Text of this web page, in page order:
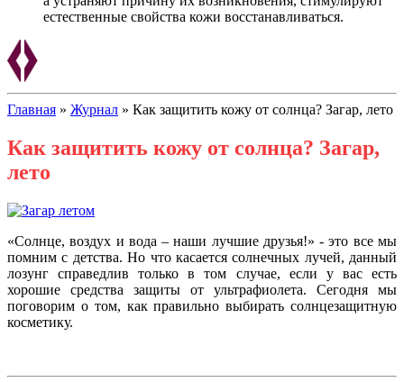
естественные свойства кожи восстанавливаться.
Главная » Журнал » Как защитить кожу от солнца? Загар, лето
Как защитить кожу от солнца? Загар,
лето
«Солнце, воздух и вода – наши лучшие друзья!» - это все мы
помним с детства. Но что касается солнечных лучей, данный
лозунг справедлив только в том случае, если у вас есть
хорошие средства защиты от ультрафиолета. Сегодня мы
поговорим о том, как правильно выбирать солнцезащитную
косметику.